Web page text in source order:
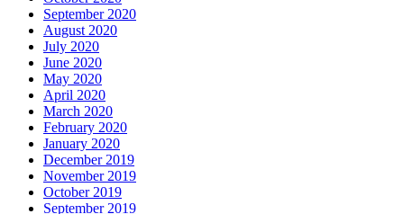
September 2020
August 2020
July 2020
June 2020
May 2020
April 2020
March 2020
February 2020
January 2020
December 2019
November 2019
October 2019
September 2019